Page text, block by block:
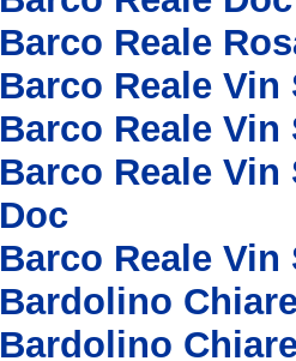
Barco Reale
Barco Reale Vin
Barco Reale
Barco Reale
Doc
Barco Reale
Bardolino
Bardolino